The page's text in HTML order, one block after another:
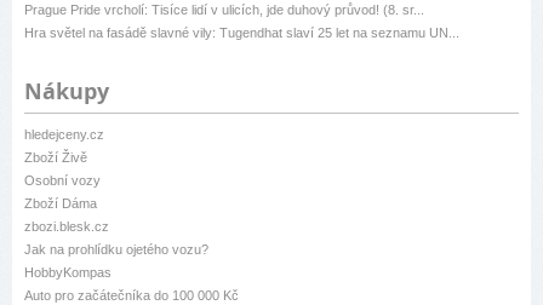
Prague Pride vrcholí: Tisíce lidí v ulicích, jde duhový průvod! (8. sr...
Hra světel na fasádě slavné vily: Tugendhat slaví 25 let na seznamu UN...
Nákupy
hledejceny.cz
Zboží Živě
Osobní vozy
Zboží Dáma
zbozi.blesk.cz
Jak na prohlídku ojetého vozu?
HobbyKompas
Auto pro začátečníka do 100 000 Kč